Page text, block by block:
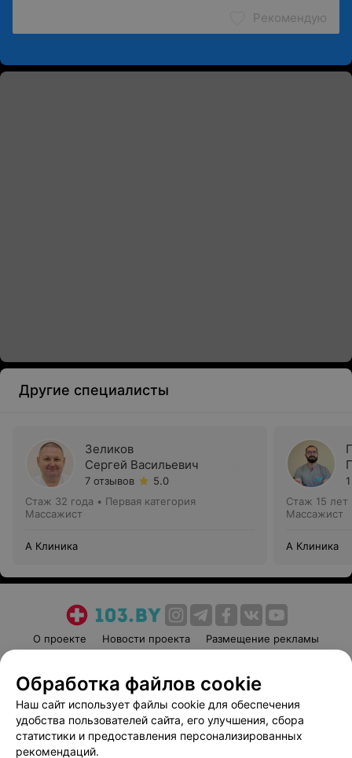
Рекомендую
Другие специалисты
Зеликов
Сергей Васильевич
7 отзывов
5.0
Стаж 32 года • Первая категория
Массажист
А Клиника
Стаж 15 лет
Массажист
А Клиника
О проекте Новости проекта
Размещение рекламы
Пользовательское соглашение
Способы оплаты
Вакансии
Партнеры
Написать руководителю 103.by
Обработка файлов cookie
Наш сайт использует файлы cookie для обеспечения
удобства пользователей сайта, его улучшения, сбора
статистики и предоставления персонализированных
рекомендаций.